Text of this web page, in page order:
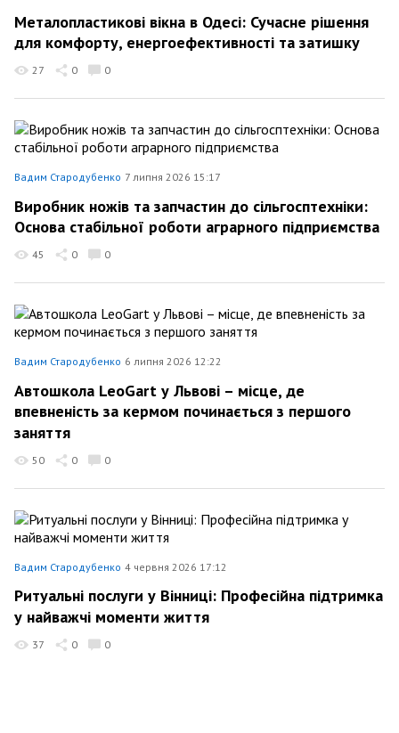
Металопластикові вікна в Одесі: Сучасне рішення
для комфорту, енергоефективності та затишку
27 0 0
Вадим Стародубенко 7 липня 2026 15:17
Виробник ножів та запчастин до сільгосптехніки:
Основа стабільної роботи аграрного підприємства
45 0 0
Вадим Стародубенко 6 липня 2026 12:22
Автошкола LeoGart у Львові – місце, де
впевненість за кермом починається з першого
заняття
50 0 0
Вадим Стародубенко 4 червня 2026 17:12
Ритуальні послуги у Вінниці: Професійна підтримка
у найважчі моменти життя
37 0 0